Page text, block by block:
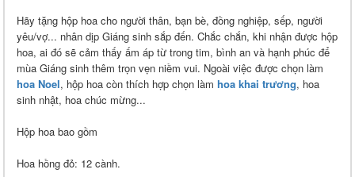
Hãy tặng hộp hoa cho người thân, bạn bè, đồng nghiệp, sếp, người
yêu/vợ... nhân dịp Giáng sinh sắp đến. Chắc chắn, khi nhận được hộp
hoa, ai đó sẽ cảm thấy ấm áp từ trong tim, bình an và hạnh phúc để
mùa Giáng sinh thêm trọn vẹn niềm vui. Ngoài việc được chọn làm
hoa Noel, hộp hoa còn thích hợp chọn làm hoa khai trương, hoa
sinh nhật, hoa chúc mừng...
Hộp hoa bao gồm
Hoa hồng đỏ: 12 cành.